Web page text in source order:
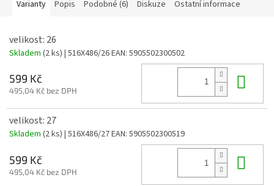
Varianty Popis Podobné (6) Diskuze Ostatní informace
velikost: 26
Skladem (2 ks) | 516X486/26EAN: 5905502300502
599 Kč
495,04 Kč bez DPH
velikost: 27
Skladem (2 ks) | 516X486/27EAN: 5905502300519
599 Kč
495,04 Kč bez DPH